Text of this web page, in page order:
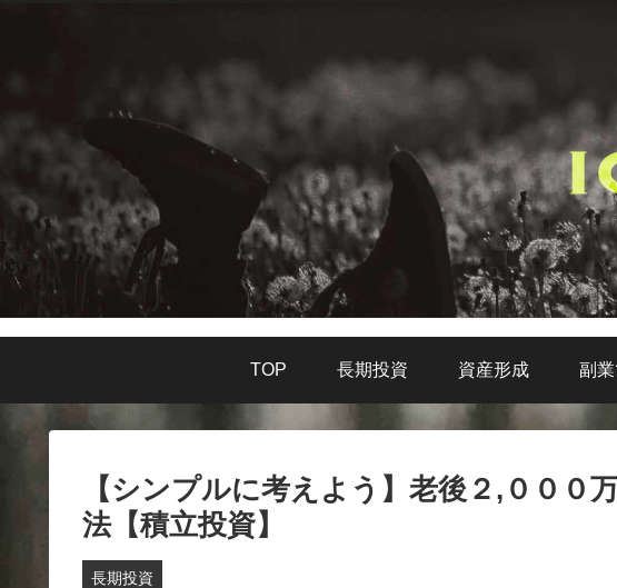
TOP 長期投資 資産形成 副
【シンプルに考えよう】老後２,０００
法【積立投資】
長期投資